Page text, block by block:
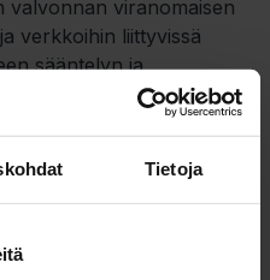
Tietoja
valvonnan viranomaisen
verkkoihin liittyvissä
sääntelyn ja